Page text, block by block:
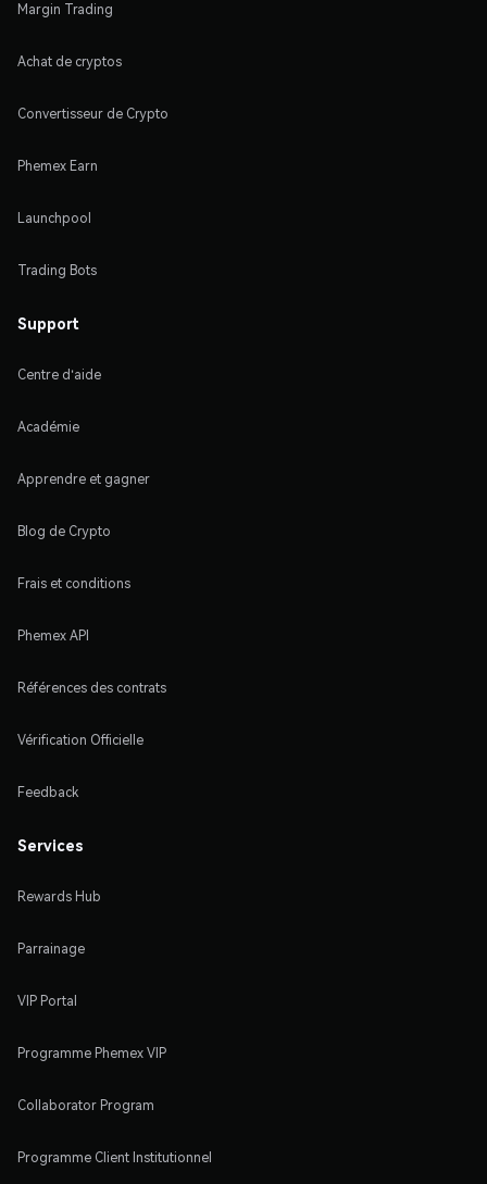
Margin Trading
Achat de cryptos
Convertisseur de Crypto
Phemex Earn
Launchpool
Trading Bots
Support
Centre d'aide
Académie
Apprendre et gagner
Blog de Crypto
Frais et conditions
Phemex API
Références des contrats
Vérification Officielle
Feedback
Services
Rewards Hub
Parrainage
VIP Portal
Programme Phemex VIP
Collaborator Program
Programme Client Institutionnel